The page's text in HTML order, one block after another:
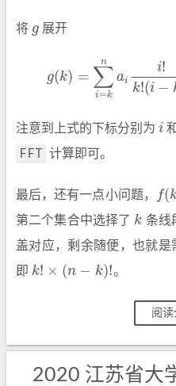
将 g
g 展开
g(k) = ∑
i=k
n
ai
i!
k!(i −
(1)g( na
注意到上式的下标分别为i
i
FFT 计算即可。
最后，还有一点小问题， f(
f(k )
第二个集合中选择了 k
k 条线
盖对应，剩余随便，也就是
即 k! × (n − k)!
k!× (n −k)! 。
阅读
2020 江苏省大